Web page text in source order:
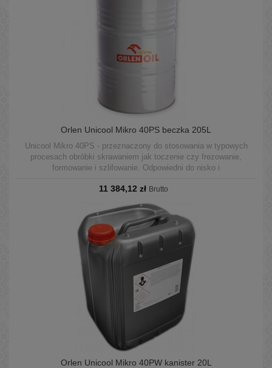
Orlen Unicool Mikro 40PS beczka 205L
Unicool Mikro 40PS - przeznaczony do stosowania w typowych
procesach obróbki skrawaniem jak toczenie czy frezowanie,
formowanie i szlifowanie. Odpowiedni do nisko i
układach centralnych oraz w pojedynczych maszynach.
11 384,12 zł Brutto
Orlen Unicool Mikro 40PW kanister 20L